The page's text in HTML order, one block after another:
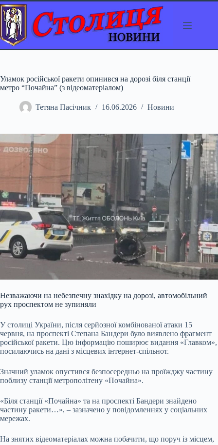
Перейти
до
вмісту
Уламок російської ракети опинився на дорозі біля станції
метро “Почайна” (з відеоматеріалом)
Тетяна Пасічник 16.06.2026 Новини
Незважаючи на небезпечну знахідку на дорозі, автомобільний
рух проспектом не зупиняли
У столиці України, після серйозної комбінованої атаки 15
червня, на проспекті Степана Бандери було виявлено фрагмент
російської ракети. Цю інформацію поширює видання «Главком»,
посилаючись на дані з місцевих інтернет-спільнот.
Значний уламок опустився безпосередньо на проїжджу частину
поблизу станції метрополітену «Почайна».
«Біля станції «Почайна» та на проспекті Бандери знайдено
частину ракети…», – зазначено у повідомленнях у соціальних
мережах.
На знятих відеоматеріалах можна побачити, що поруч із місцем,